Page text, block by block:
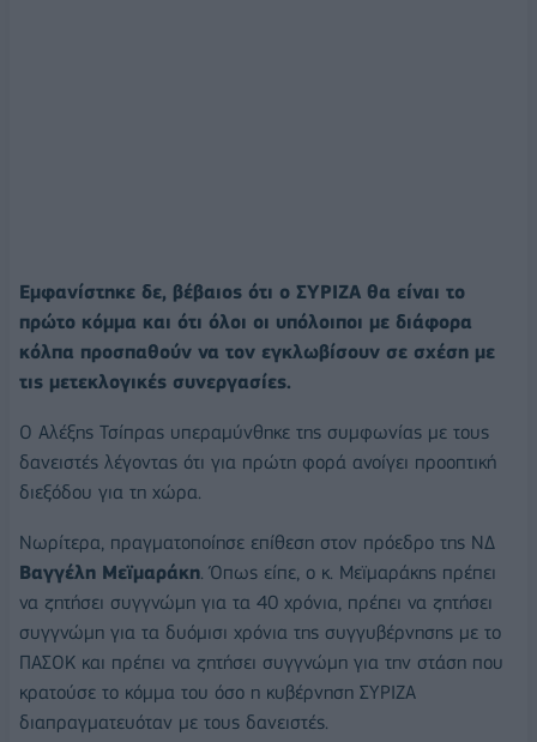
Εμφανίστηκε δε, βέβαιος ότι ο ΣΥΡΙΖΑ θα είναι το
πρώτο κόμμα και ότι όλοι οι υπόλοιποι με διάφορα
κόλπα προσπαθούν να τον εγκλωβίσουν σε σχέση με
τις μετεκλογικές συνεργασίες.
Ο Αλέξης Τσίπρας υπεραμύνθηκε της συμφωνίας με τους
δανειστές λέγοντας ότι για πρώτη φορά ανοίγει προοπτική
διεξόδου για τη χώρα.
Νωρίτερα, πραγματοποίησε επίθεση στον πρόεδρο της ΝΔ
Βαγγέλη Μεϊμαράκη. Όπως είπε, ο κ. Μεϊμαράκης πρέπει
να ζητήσει συγγνώμη για τα 40 χρόνια, πρέπει να ζητήσει
συγγνώμη για τα δυόμισι χρόνια της συγγυβέρνησης με το
ΠΑΣΟΚ και πρέπει να ζητήσει συγγνώμη για την στάση που
κρατούσε το κόμμα του όσο η κυβέρνηση ΣΥΡΙΖΑ
διαπραγματευόταν με τους δανειστές.